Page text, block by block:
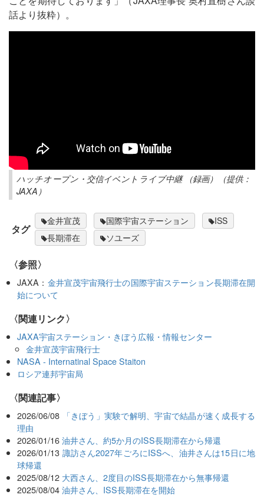
話より抜粋）。
ハッチオープン・交信イベントライブ中継 （録画）（提供：
JAXA）
タグ
金井宣茂 国際宇宙ステーション
ISS
長期滞在
ソユーズ
〈参照〉
JAXA： 金井宣茂宇宙飛行士の国際宇宙ステーション長期滞在開
始について
〈関連リンク〉
JAXA宇宙ステーション・きぼう広報・情報センター
金井宣茂宇宙飛行士
NASA - Internatinal Space Staiton
ロシア連邦宇宙局
関連記事
2026/06/08
「きぼう」実験で解明、宇宙で結晶が速く成長する
理由
2026/01/16 油井さん、約5か月のISS長期滞在から帰還
2026/01/13 諏訪さん2027年ごろにISSへ、油井さんは15日に地
球帰還
2025/08/12 大西さん、2度目のISS長期滞在から無事帰還
2025/08/04 油井さん、ISS長期滞在を開始